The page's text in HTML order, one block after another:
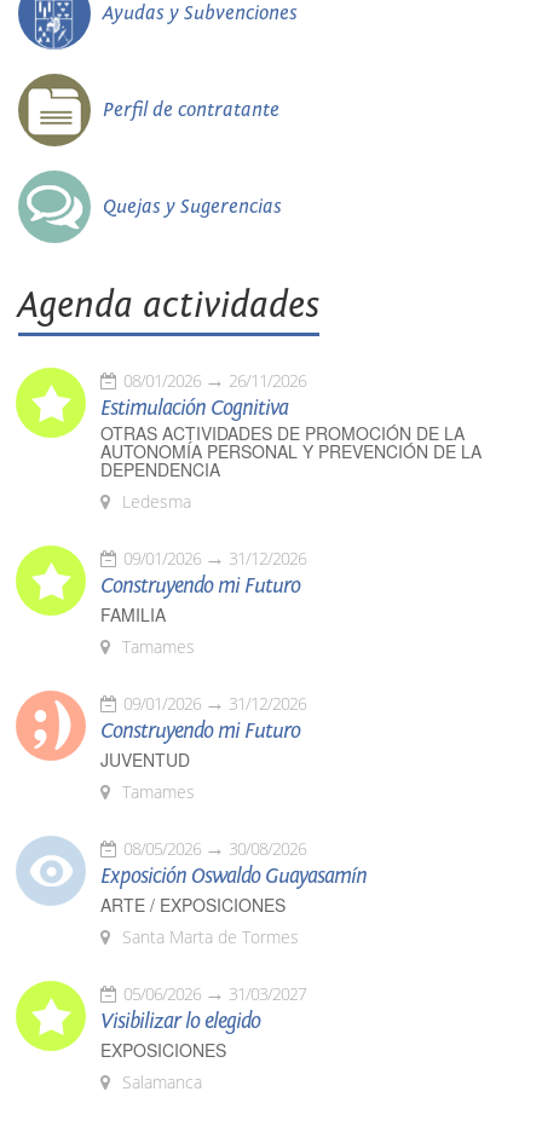
Ayudas y Subvenciones
Perfil de contratante
Quejas y Sugerencias
Agenda actividades
08/01/2026 26/11/2026
Estimulación Cognitiva
OTRAS ACTIVIDADES DE PROMOCIÓN DE LA
AUTONOMÍA PERSONAL Y PREVENCIÓN DE LA
DEPENDENCIA
Ledesma
09/01/2026 31/12/2026
Construyendo mi Futuro
FAMILIA
Tamames
09/01/2026 31/12/2026
Construyendo mi Futuro
JUVENTUD
Tamames
08/05/2026 30/08/2026
Exposición Oswaldo Guayasamín
ARTE / EXPOSICIONES
Santa Marta de Tormes
05/06/2026 31/03/2027
Visibilizar lo elegido
EXPOSICIONES
Salamanca